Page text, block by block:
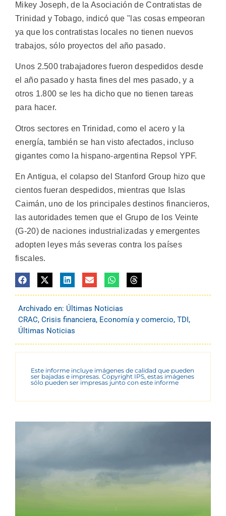
Mikey Joseph, de la Asociación de Contratistas de
Trinidad y Tobago, indicó que "las cosas empeoran
ya que los contratistas locales no tienen nuevos
trabajos, sólo proyectos del año pasado.
Unos 2.500 trabajadores fueron despedidos desde
el año pasado y hasta fines del mes pasado, y a
otros 1.800 se les ha dicho que no tienen tareas
para hacer.
Otros sectores en Trinidad, como el acero y la
energía, también se han visto afectados, incluso
gigantes como la hispano-argentina Repsol YPF.
En Antigua, el colapso del Stanford Group hizo que
cientos fueran despedidos, mientras que Islas
Caimán, uno de los principales destinos financieros,
las autoridades temen que el Grupo de los Veinte
(G-20) de naciones industrializadas y emergentes
adopten leyes más severas contra los países
fiscales.
Archivado en: Últimas Noticias
CRAC, Crisis financiera, Economía y comercio, TDI,
Últimas Noticias
Este informe incluye imágenes de calidad que pueden
ser bajadas e impresas. Copyright IPS, estas imágenes
sólo pueden ser impresas junto con este informe